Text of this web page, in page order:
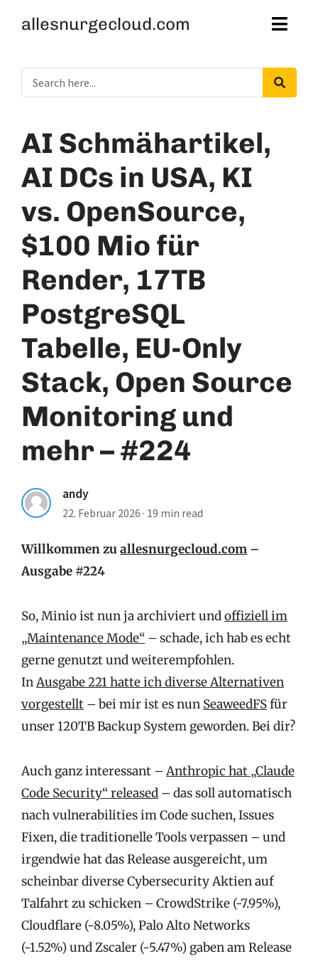
allesnurgecloud.com
AI Schmähartikel,
AI DCs in USA, KI
vs. OpenSource,
$100 Mio für
Render, 17TB
PostgreSQL
Tabelle, EU-Only
Stack, Open Source
Monitoring und
mehr – #224
andy
22. Februar 2026 · 19 min read
Willkommen zuallesnurgecloud.com –
Ausgabe #224
So, Minio ist nun ja archiviert undoffiziell im
„Maintenance Mode“ – schade, ich hab es echt
gerne genutzt und weiterempfohlen.
InAusgabe 221 hatte ich diverse Alternativen
vorgestellt – bei mir ist es nun SeaweedFSfür
unser 120TB Backup System geworden. Bei dir?
Auch ganz interessant – Anthropic hat „Claude
Code Security“ released – das soll automatisch
nach vulnerabilities im Code suchen, Issues
Fixen, die traditionelle Tools verpassen – und
irgendwie hat das Release ausgereicht, um
scheinbar diverse Cybersecurity Aktien auf
Talfahrt zu schicken – CrowdStrike (-7.95%),
Cloudflare (-8.05%), Palo Alto Networks
(-1.52%) und Zscaler (-5.47%) gaben am Release